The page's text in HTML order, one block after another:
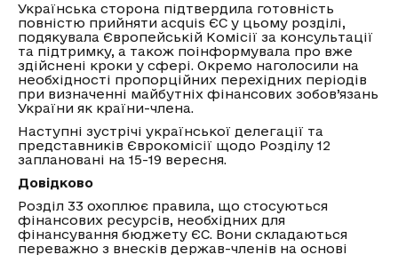
Українська сторона підтвердила готовність
повністю прийняти acquis ЄС у цьому розділі,
подякувала Європейській Комісії за консультації
та підтримку, а також поінформувала про вже
здійснені кроки у сфері. Окремо наголосили на
необхідності пропорційних перехідних періодів
при визначенні майбутніх фінансових зобов’язань
України як країни-члена.
Наступні зустрічі української делегації та
представників Єврокомісії щодо Розділу 12
заплановані на 15-19 вересня.
Довідково
Розділ 33 охоплює правила, що стосуються
фінансових ресурсів, необхідних для
фінансування бюджету ЄС. Вони складаються
переважно з внесків держав-членів на основі